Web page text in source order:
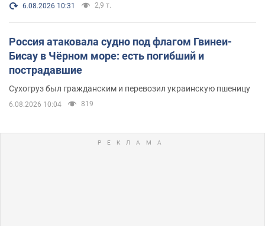
6.08.2026 10:31 2,9 т.
Россия атаковала судно под флагом Гвинеи-
Бисау в Чёрном море: есть погибший и
пострадавшие
Сухогруз был гражданским и перевозил украинскую пшеницу
6.08.2026 10:04 819